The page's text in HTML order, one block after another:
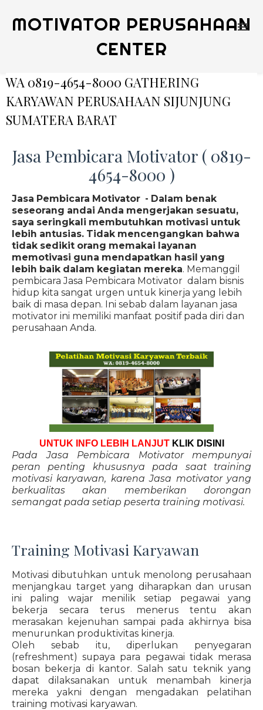
MOTIVATOR PERUSAHAAN
CENTER
WA 0819-4654-8000 GATHERING
KARYAWAN PERUSAHAAN SIJUNJUNG
SUMATERA BARAT
Jasa Pembicara Motivator ( 0819-
4654-8000 )
Jasa Pembicara Motivator - Dalam benak
seseorang andai Anda mengerjakan sesuatu,
saya seringkali membutuhkan motivasi untuk
lebih antusias. Tidak mencengangkan bahwa
tidak sedikit orang memakai layanan
memotivasi guna mendapatkan hasil yang
lebih baik dalam kegiatan mereka. Memanggil
pembicara Jasa Pembicara Motivator dalam bisnis
hidup kita sangat urgen untuk kinerja yang lebih
baik di masa depan. Ini sebab dalam layanan jasa
motivator ini memiliki manfaat positif pada diri dan
perusahaan Anda.
UNTUK INFO LEBIH LANJUT KLIK DISINI
Pada Jasa Pembicara Motivator mempunyai
peran penting khususnya pada saat training
motivasi karyawan, karena Jasa motivator yang
berkualitas akan memberikan dorongan
semangat pada setiap peserta training motivasi.
Training Motivasi Karyawan
Motivasi dibutuhkan untuk menolong perusahaan
menjangkau target yang diharapkan dan urusan
ini paling wajar menilik setiap pegawai yang
bekerja secara terus menerus tentu akan
merasakan kejenuhan sampai pada akhirnya bisa
menurunkan produktivitas kinerja.
Oleh sebab itu, diperlukan penyegaran
(refreshment) supaya para pegawai tidak merasa
bosan bekerja di kantor. Salah satu teknik yang
dapat dilaksanakan untuk menambah kinerja
mereka yakni dengan mengadakan pelatihan
training motivasi karyawan.